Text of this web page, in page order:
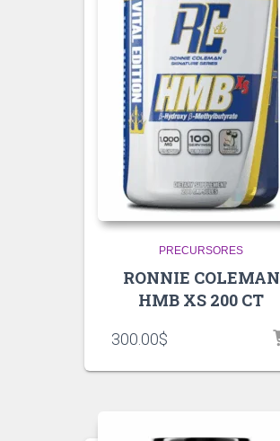
PRECURSORES
RONNIE COLEMAN
HMB XS 200 CT
300.00$